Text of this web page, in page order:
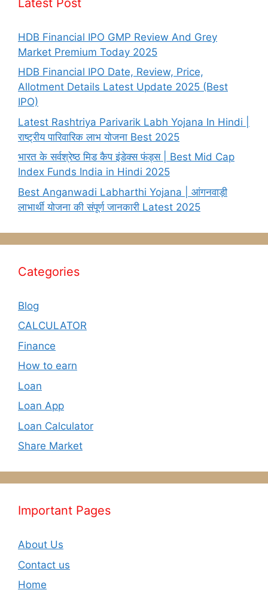
Latest Post
HDB Financial IPO GMP Review And Grey
Market Premium Today 2025
HDB Financial IPO Date, Review, Price,
Allotment Details Latest Update 2025 (Best
IPO)
Latest Rashtriya Parivarik Labh Yojana In Hindi |
राष्ट्रीय पारिवारिक लाभ योजना Best 2025
भारत के सर्वश्रेष्ठ मिड कैप इंडेक्स फंड्स | Best Mid Cap
Index Funds India in Hindi 2025
Best Anganwadi Labharthi Yojana | आंगनवाड़ी
लाभार्थी योजना की संपूर्ण जानकारी Latest 2025
Categories
Blog
CALCULATOR
Finance
How to earn
Loan
Loan App
Loan Calculator
Share Market
Important Pages
About Us
Contact us
Home